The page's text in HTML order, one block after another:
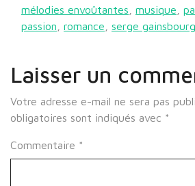
mélodies envoûtantes
musique
passion
romance serge gainsbourg
Laisser un
Votre adresse e-mail ne sera pas
obligatoires sont indiqués avec *
Commentaire *